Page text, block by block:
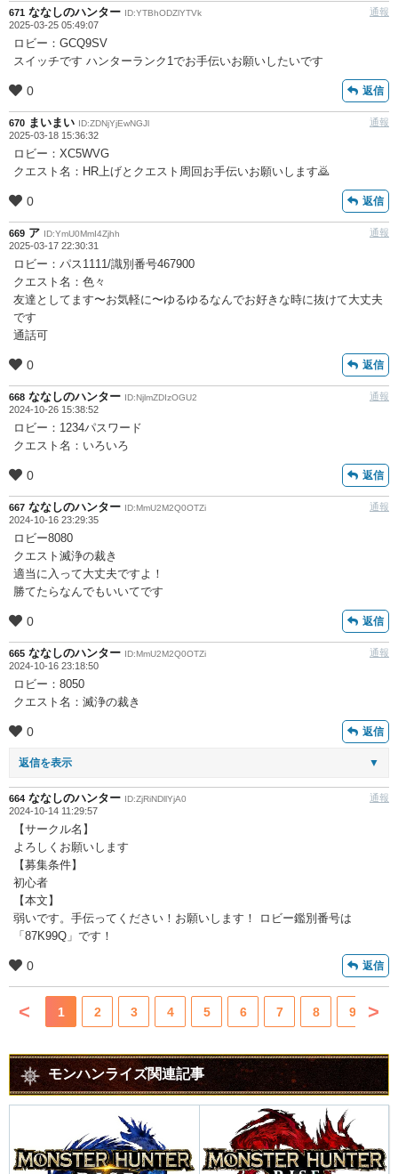
671 ななしのハンター ID:YTBhODZlYTVk
2025-03-25 05:49:07
通報
ロビー：GCQ9SV
スイッチです ハンターランク1でお手伝いお願いしたいです
0 返信
670 まいまい ID:ZDNjYjEwNGJl
2025-03-18 15:36:32
通報
ロビー：XC5WVG
クエスト名：HR上げとクエスト周回お手伝いお願いします🙇
0 返信
669 ア ID:YmU0MmI4Zjhh
2025-03-17 22:30:31
通報
ロビー：パス1111/識別番号467900
クエスト名：色々
友達としてます〜お気軽に〜ゆるゆるなんでお好きな時に抜けて大丈夫
です
通話可
0 返信
668 ななしのハンター ID:NjlmZDIzOGU2
2024-10-26 15:38:52
通報
ロビー：1234パスワード
クエスト名：いろいろ
0 返信
667 ななしのハンター ID:MmU2M2Q0OTZi
2024-10-16 23:29:35
通報
ロビー8080
クエスト滅浄の裁き
適当に入って大丈夫ですよ！
勝てたらなんでもいいてです
0 返信
665 ななしのハンター ID:MmU2M2Q0OTZi
2024-10-16 23:18:50
通報
ロビー：8050
クエスト名：滅浄の裁き
0 返信
返信を表示 ▼
664 ななしのハンター ID:ZjRiNDllYjA0
2024-10-14 11:29:57
通報
【サークル名】
よろしくお願いします
【募集条件】
初心者
【本文】
弱いです。手伝ってください！お願いします！ ロビー鑑別番号は
「87K99Q」です！
0 返信
< 1 2 3 4 5 6 7 8 9 >
モンハンライズ関連記事